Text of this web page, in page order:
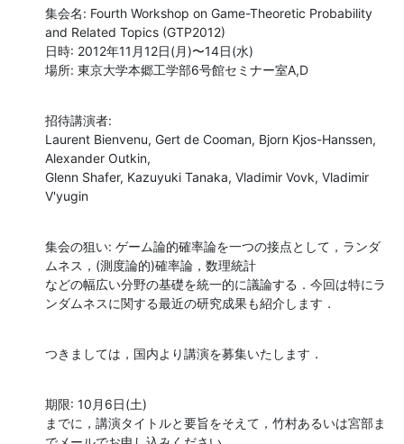
集会名: Fourth Workshop on Game-Theoretic Probability
and Related Topics (GTP2012)
日時: 2012年11月12日(月)〜14日(水)
場所: 東京大学本郷工学部6号館セミナー室A,D
招待講演者:
Laurent Bienvenu, Gert de Cooman, Bjorn Kjos-Hanssen,
Alexander Outkin,
Glenn Shafer, Kazuyuki Tanaka, Vladimir Vovk, Vladimir
V'yugin
集会の狙い: ゲーム論的確率論を一つの接点として，ランダ
ムネス，(測度論的)確率論，数理統計
などの幅広い分野の基礎を統一的に議論する．今回は特にラ
ンダムネスに関する最近の研究成果も紹介します．
つきましては，国内より講演を募集いたします．
期限: 10月6日(土)
までに，講演タイトルと要旨をそえて，竹村あるいは宮部ま